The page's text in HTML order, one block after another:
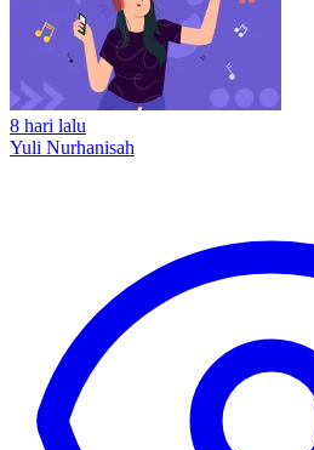
8 hari lalu
Yuli Nurhanisah